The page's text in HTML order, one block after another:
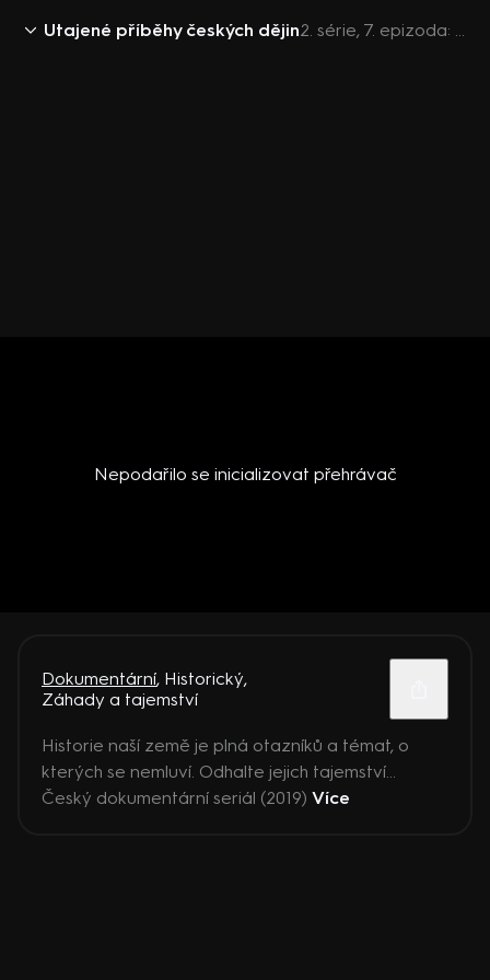
Utajené příběhy českých dějin 2. série, 7. epizoda: Byl praotec Čech historickou postavou?
Nepodařilo se inicializovat přehrávač
Dokumentární, Historický,
Záhady a tajemství
Historie naší země je plná otazníků a témat, o
kterých se nemluví. Odhalte jejich tajemství…
Český dokumentární seriál (2019) Více